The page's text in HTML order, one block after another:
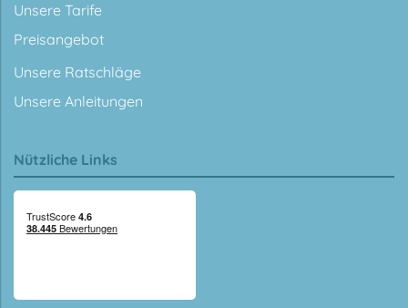
Unsere Tarife
Preisangebot
Unsere Ratschläge
Unsere Anleitungen
Nützliche Links